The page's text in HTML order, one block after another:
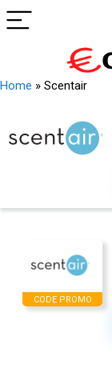
Home » Scentair
CODE PROMO